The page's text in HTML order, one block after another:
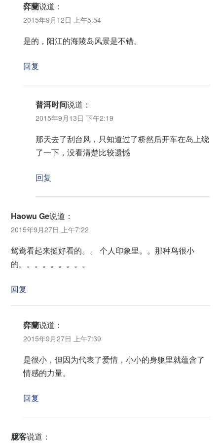
弈蘭说道：
2015年9月12日 上午5:54
是的，阳江的海陵岛风景是不错。
回复
普洱时间说道：
2015年9月13日 下午2:19
那天去了刮台风，只知道过了桥然后开车在岛上绕
了一下，没看清楚比较遗憾
回复
Haowu Ge说道：
2015年9月27日 上午7:22
鸳鸯看起来挺好看的。。 个人印象里。。那种鸟很小
的。。。。。。。。。
回复
弈蘭说道：
2015年9月27日 上午7:39
是很小，但因为代表了爱情，小小的身躯里就蕴含了
情感的力量。
回复
臆客说道：